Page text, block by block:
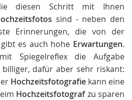
diesen Schritt mit Ihnen
sind - neben den
Erinnerungen, die von der
es auch hohe Erwartungen.
Spiegelreflex die Aufgabe
dafür aber sehr riskant:
Hochzeitsfotografie kann eine
Hochzeitsfotografzu sparen